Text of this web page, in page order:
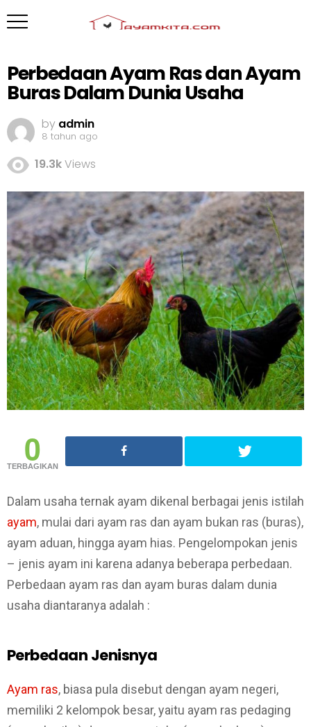
Perbedaan Ayam Ras dan Ayam
Buras Dalam Dunia Usaha
by admin
8 tahun ago
19.3kViews
0
TERBAGIKAN
Dalam usaha ternak ayam dikenal berbagai jenis istilah
ayam, mulai dari ayam ras dan ayam bukan ras (buras),
ayam aduan, hingga ayam hias. Pengelompokan jenis
– jenis ayam ini karena adanya beberapa perbedaan.
Perbedaan ayam ras dan ayam buras dalam dunia
usaha diantaranya adalah :
Perbedaan Jenisnya
Ayam ras, biasa pula disebut dengan ayam negeri,
memiliki 2 kelompok besar, yaitu ayam ras pedaging